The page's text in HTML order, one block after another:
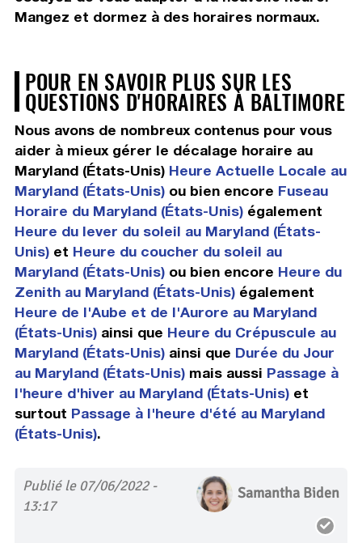
Mangez et dormez à des horaires normaux.
POUR EN SAVOIR PLUS SUR LES
QUESTIONS D'HORAIRES À BALTIMORE
Nous avons de nombreux contenus pour vous
aider à mieux gérer le décalage horaire au
Maryland (États-Unis) Heure Actuelle Locale au
Maryland (États-Unis)ou bien encore Fuseau
Horaire du Maryland (États-Unis)également
Heure du lever du soleil au Maryland (États-
Unis)et Heure du coucher du soleil au
Maryland (États-Unis)ou bien encore Heure du
Zenith au Maryland (États-Unis)également
Heure de l'Aube et de l'Aurore au Maryland
(États-Unis)ainsi que Heure du Crépuscule au
Maryland (États-Unis)ainsi que Durée du Jour
au Maryland (États-Unis)mais aussi Passage à
l'heure d'hiver au Maryland (États-Unis)et
surtout Passage à l'heure d'été au Maryland
(États-Unis).
Publié le 07/06/2022 -
13:17
Samantha Biden